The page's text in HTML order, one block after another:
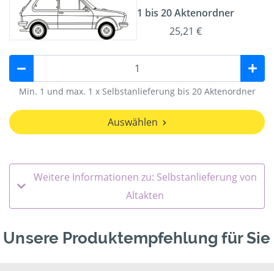
1 bis 20 Aktenordner
25,21 €
Min. 1 und max. 1 x Selbstanlieferung bis 20 Aktenordner
Auswählen
Weitere Informationen zu: Selbstanlieferung von
Altakten
Unsere Produktempfehlung für Sie